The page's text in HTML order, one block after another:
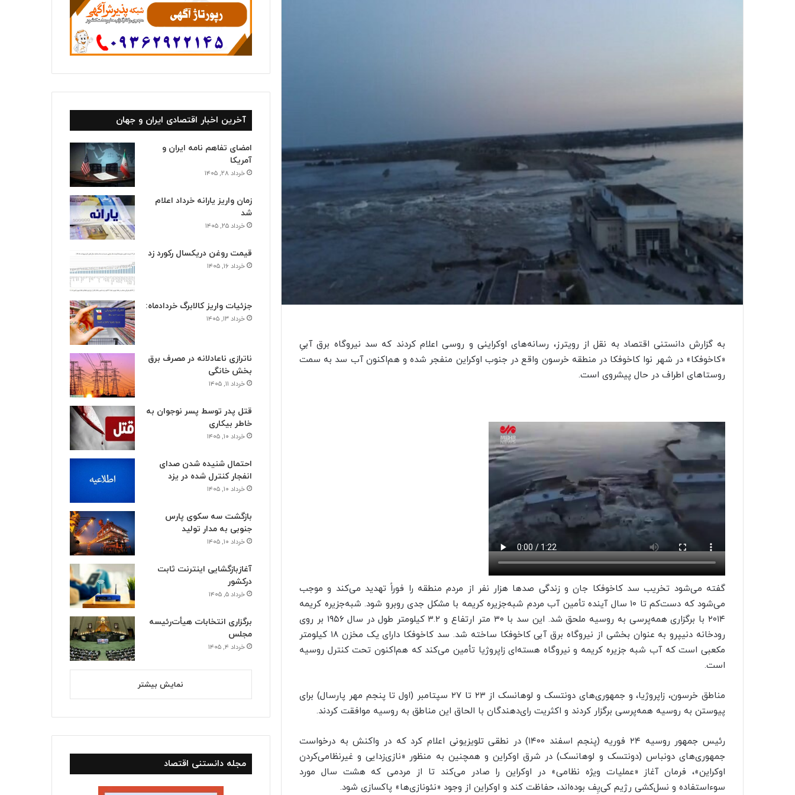
به گزارش دانستنی اقتصاد به نقل از رویترز، رسانه‌های اوکراینی و روسی اعلام کردند که سد نیروگاه برق آبیِ
«کاخوفکا» در شهر نوا کاخوفکا در منطقه خرسون واقع در جنوب اوکراین منفجر شده و هم‌اکنون آب سد به سمت
روستاهای اطراف در حال پیشروی است.
گفته می‌شود تخریب سدکاخوفکا جان و زندگی صدها هزار نفر از مردم منطقه را فوراً تهدید می‌کند و موجب
می‌شود که دست‌کم تا ۱۰ سال آینده تأمین آب مردم شبه‌جزیره کریمه با مشکل جدی روبرو شود. شبه‌جزیره کریمه
۲۰۱۴ با برگزاری همه‌پرسی به روسیه ملحق شد. این سد با ۳۰ متر ارتفاع و ۳.۲ کیلومتر طول در سال ۱۹۵۶ بر روی
رودخانه دنیپروبه عنوان بخشی از نیروگاه برق آبیکاخوفکا ساخته شد. سد کاخوفکا
دارای یک مخزن ۱۸ کیلومتر
مکعبی است که آب شبه جزیره کریمه و نیروگاه هسته‌ایزاپروژیا تأمین می‌کند که هم‌اکنون تحت کنترل روسیه
است.
مناطق خرسون، زاپروژیا، و جمهوری‌هایدونتسک و لوهانسک
از ۲۳ تا ۲۷ سپتامبر (اول تا پنجم مهر پارسال) برای
پیوستن به روسیه همه‌پرسی برگزار کردند و اکثریت رای‌دهندگان با الحاق این مناطق به روسیه موافقت کردند.
رئیس جمهور روسیه ۲۴ فوریه (پنجم اسفند ۱۴۰۰) در نطقی تلویزیونی اعلام کرد که در واکنش به درخواست
جمهوری‌هایدونباس (دونتسک و لوهانسک) در شرق اوکراین و همچنین به منظور «نازی‌زدایی و غیرنظامی‌کردن
اوکراین»، فرمان آغاز «عملیات ویژه نظامی» در اوکراین را صادر می‌کند تا از مردمی که هشت سال مورد
سوءاستفاده و نسل‌کشی رژیم کی‌یِف بوده‌اند، حفاظت کند و اوکراین از وجود «نئونازی‌ها» پاکسازی شود.
آخرین اخبار اقتصادی ایران و جهان
امضای تفاهم نامه ایران و
آمریکا
خرداد ۲۸, ۱۴۰۵
زمان واریز یارانه خرداد اعلام
شد
خرداد ۲۵, ۱۴۰۵
قیمت روغن دریکسال رکورد زد
خرداد ۱۶, ۱۴۰۵
جزئیات واریز کالابرگ خردادماه:
خرداد ۱۳, ۱۴۰۵
ناترازی ناعادلانه در مصرف برق
بخش خانگی
خرداد ۱۱, ۱۴۰۵
قتل پدر توسط پسر نوجوان به
خاطر بیکاری
خرداد ۱۰, ۱۴۰۵
احتمال شنیده شدن صدای
انفجار کنترل شده در یزد
خرداد ۱۰, ۱۴۰۵
بازگشت سه سکوی پارس
جنوبی به مدار تولید
خرداد ۱۰, ۱۴۰۵
آغازبازگشایی اینترنت ثابت
درکشور
خرداد ۵, ۱۴۰۵
برگزاری انتخابات هیأت‌رئیسه
مجلس
خرداد ۴, ۱۴۰۵
نمایش بیشتر
مجله دانستنی اقتصاد